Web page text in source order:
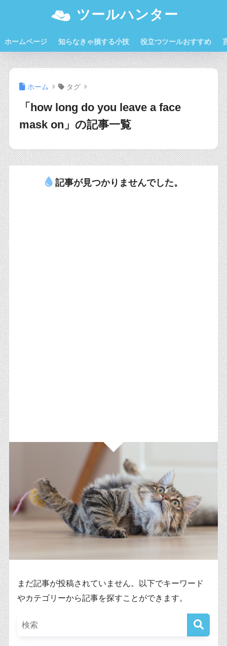
ツールハンター
ホームページ 知らなきゃ損する小技 役立つツールおすすめ
ホーム タグ
「how long do you leave a face
mask on」の記事一覧
記事が見つかりませんでした。
まだ記事が投稿されていません。以下でキーワード
やカテゴリーから記事を探すことができます。